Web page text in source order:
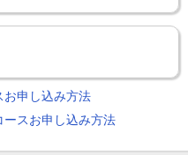
お申し込み方法
ースお申し込み方法